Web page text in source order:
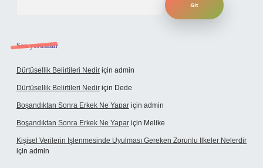
Son yorumlar
Dürtüsellik Belirtileri Nedir için admin
Dürtüsellik Belirtileri Nedir için Dede
Boşandıktan Sonra Erkek Ne Yapar için admin
Boşandıktan Sonra Erkek Ne Yapar için Melike
Kişisel Verilerin Işlenmesinde Uyulması Gereken Zorunlu Ilkeler Nelerdir
için admin